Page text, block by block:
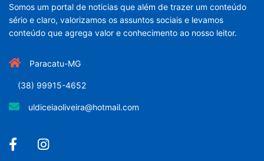
Somos um portal de noticias que além de trazer um conteúdo
sério e claro, valorizamos os assuntos sociais e levamos
conteúdo que agrega valor e conhecimento ao nosso leitor.
Paracatu-MG
(38) 99915-4652
uldiceiaoliveira@hotmail.com